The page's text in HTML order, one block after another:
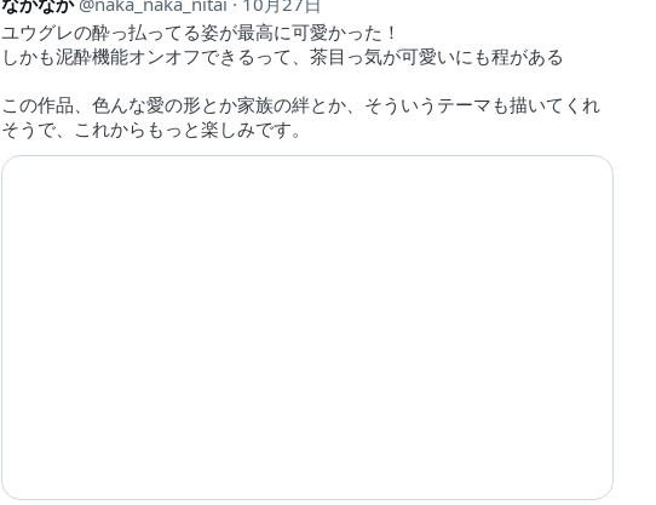
ユウグレの酔っ払ってる姿が最高に可愛かった！
しかも泥酔機能オンオフできるって、茶目っ気が可愛いにも程がある
この作品、色んな愛の形とか家族の絆とか、そういうテーマも描いてくれ
そうで、これからもっと楽しみです。